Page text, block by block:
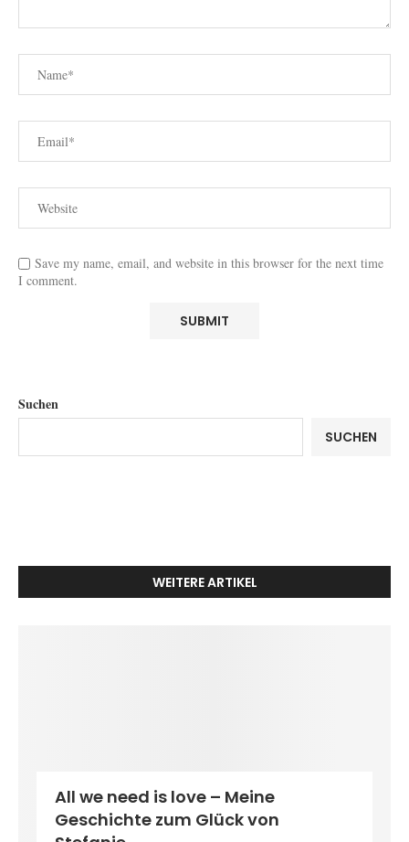
Save my name, email, and website in this browser for the next time
I comment.
Suchen
SUCHEN
WEITERE ARTIKEL
All we need is love – Meine
Geschichte zum Glück von